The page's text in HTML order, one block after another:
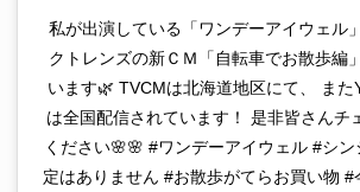
私が出演している「ワンデーアイウェル
クトレンズの新ＣＭ「自転車でお散歩編
います🌿 TVCMは北海道地区にて、 また
は全国配信されています！ 是非皆さんチ
ください🌸🌸 #ワンデーアイウェル #シ
定はありません #お散歩がてらお買い物 #